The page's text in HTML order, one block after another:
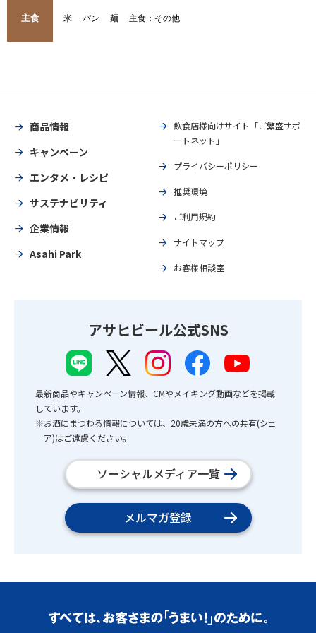
主食 米 パン 麺 主食：その他
商品情報
キャンペーン
エンタメ・レシピ
サステナビリティ
企業情報
Asahi Park
飲食店様向けサイト「ご繁盛サポ
ートネット」
プライバシーポリシー
推奨環境
ご利用規約
サイトマップ
お客様相談室
アサヒビール公式SNS
最新商品やキャンペーン情報、CMやメイキング動画などを掲載
しています。
※お酒にまつわる情報については、20歳未満の方への共有(シェ
ア)はご遠慮ください。
ソーシャルメディア一覧
メルマガ登録